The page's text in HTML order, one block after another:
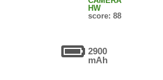
HW
score: 88
2900
mAh